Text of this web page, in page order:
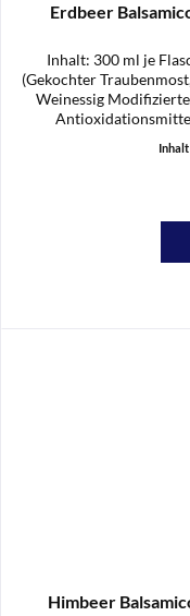
Erdbeer
Inhalt: 300 ml je
(Gekochter
Weinessig
Himbeer